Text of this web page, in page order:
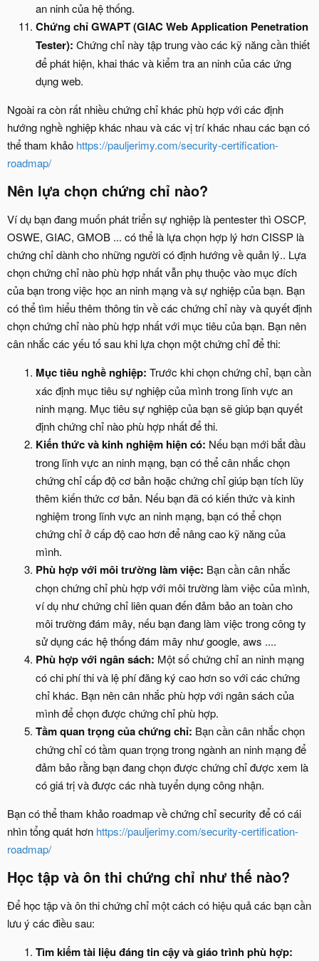
an ninh của hệ thống.
Chứng chỉ GWAPT (GIAC Web Application Penetration
Tester): Chứng chỉ này tập trung vào các kỹ năng cần thiết
để phát hiện, khai thác và kiểm tra an ninh của các ứng
dụng web.
Ngoài ra còn rất nhiều chứng chỉ khác phù hợp với các định
hướng nghề nghiệp khác nhau và các vị trí khác nhau các bạn có
thể tham khảo https://pauljerimy.com/security-certification-
roadmap/
Nên lựa chọn chứng chỉ nào?​
Ví dụ bạn đang muốn phát triển sự nghiệp là pentester thì OSCP,
OSWE, GIAC, GMOB ... có thể là lựa chọn hợp lý hơn CISSP là
chứng chỉ dành cho những người có định hướng về quản lý.. Lựa
chọn chứng chỉ nào phù hợp nhất vẫn phụ thuộc vào mục đích
của bạn trong việc học an ninh mạng và sự nghiệp của bạn. Bạn
có thể tìm hiểu thêm thông tin về các chứng chỉ này và quyết định
chọn chứng chỉ nào phù hợp nhất với mục tiêu của bạn. Bạn nên
cân nhắc các yếu tố sau khi lựa chọn một chứng chỉ để thi:
Mục tiêu nghề nghiệp: Trước khi chọn chứng chỉ, bạn cần
xác định mục tiêu sự nghiệp của mình trong lĩnh vực an
ninh mạng. Mục tiêu sự nghiệp của bạn sẽ giúp bạn quyết
định chứng chỉ nào phù hợp nhất để thi.
Kiến thức và kinh nghiệm hiện có: Nếu bạn mới bắt đầu
trong lĩnh vực an ninh mạng, bạn có thể cân nhắc chọn
chứng chỉ cấp độ cơ bản hoặc chứng chỉ giúp bạn tích lũy
thêm kiến thức cơ bản. Nếu bạn đã có kiến thức và kinh
nghiệm trong lĩnh vực an ninh mạng, bạn có thể chọn
chứng chỉ ở cấp độ cao hơn để nâng cao kỹ năng của
mình.
Phù hợp với môi trường làm việc: Bạn cần cân nhắc
chọn chứng chỉ phù hợp với môi trường làm việc của mình,
ví dụ như chứng chỉ liên quan đến đảm bảo an toàn cho
môi trường đám mây, nếu bạn đang làm việc trong công ty
sử dụng các hệ thống đám mây như google, aws ....
Phù hợp với ngân sách: Một số chứng chỉ an ninh mạng
có chi phí thi và lệ phí đăng ký cao hơn so với các chứng
chỉ khác. Bạn nên cân nhắc phù hợp với ngân sách của
mình để chọn được chứng chỉ phù hợp.
Tầm quan trọng của chứng chỉ: Bạn cần cân nhắc chọn
chứng chỉ có tầm quan trọng trong ngành an ninh mạng để
đảm bảo rằng bạn đang chọn được chứng chỉ được xem là
có giá trị và được các nhà tuyển dụng công nhận.
Bạn có thể tham khảo roadmap về chứng chỉ security để có cái
nhìn tổng quát hơn https://pauljerimy.com/security-certification-
roadmap/
Học tập và ôn thi chứng chỉ như thế nào?​
Để học tập và ôn thi chứng chỉ một cách có hiệu quả các bạn cần
lưu ý các điều sau:
Tìm kiếm tài liệu đáng tin cậy và giáo trình phù hợp: